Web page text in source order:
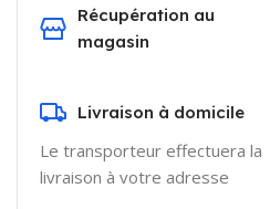
Récupération au
magasin
Livraison à domicile
Le transporteur effectuera la
livraison à votre adresse